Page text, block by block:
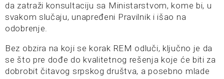
da zatraži konsultaciju sa Ministarstvom, kome bi, u
svakom slučaju, unapređeni Pravilnik i išao na
odobrenje.
Bez obzira na koji se korak REM odluči, ključno je da
se što pre dođe do kvalitetnog rešenja koje će biti za
dobrobit čitavog srpskog društva, a posebno mlade